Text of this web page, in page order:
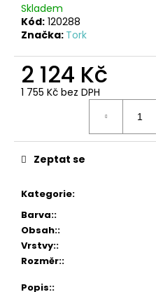
Skladem
Kód: 120288
Značka: Tork
2 124 Kč
1 755 Kč bez DPH
Kategorie:
Barva::
Obsah::
Vrstvy::
Rozměr::
Popis::
Zeptat se
D
o
p
o
u
j
e
e
TORK
POLISHING
UTĚRKA
W1/W2/W3
005